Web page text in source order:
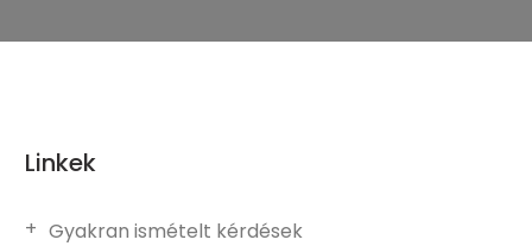
Linkek
Gyakran ismételt kérdések